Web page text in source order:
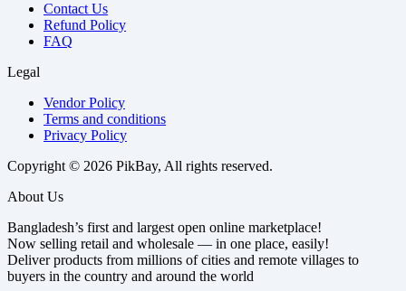
Contact Us
Refund Policy
FAQ
Legal
Vendor Policy
Terms and conditions
Privacy Policy
Copyright © 2026 PikBay, All rights reserved.
About Us
Bangladesh’s first and largest open online marketplace!
Now selling retail and wholesale — in one place, easily!
Deliver products from millions of cities and remote villages to
buyers in the country and around the world